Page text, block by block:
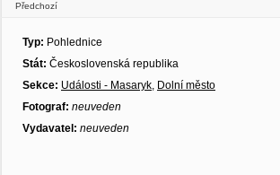
Předchozí
Typ: Pohlednice
Stát: Československá republika
Sekce: Události - Masaryk, Dolní město
Fotograf: neuveden
Vydavatel: neuveden